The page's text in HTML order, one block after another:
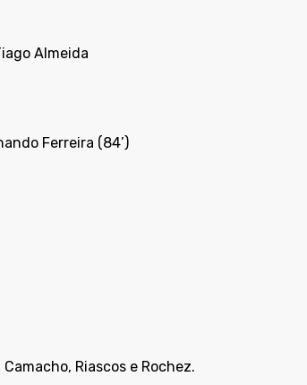
Almeida
Ferreira (84’)
Riascos e Rochez.